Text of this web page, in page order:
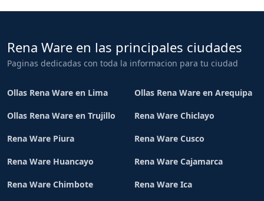
Rena Ware en las principales ciudades
Paginas dedicadas con toda la informacion para tu ciudad
Ollas Rena Ware en Lima Ollas Rena Ware en Arequipa
Ollas Rena Ware en Trujillo Rena Ware Chiclayo
Rena Ware Piura Rena Ware Cusco
Rena Ware Huancayo Rena Ware Cajamarca
Rena Ware Chimbote Rena Ware Ica